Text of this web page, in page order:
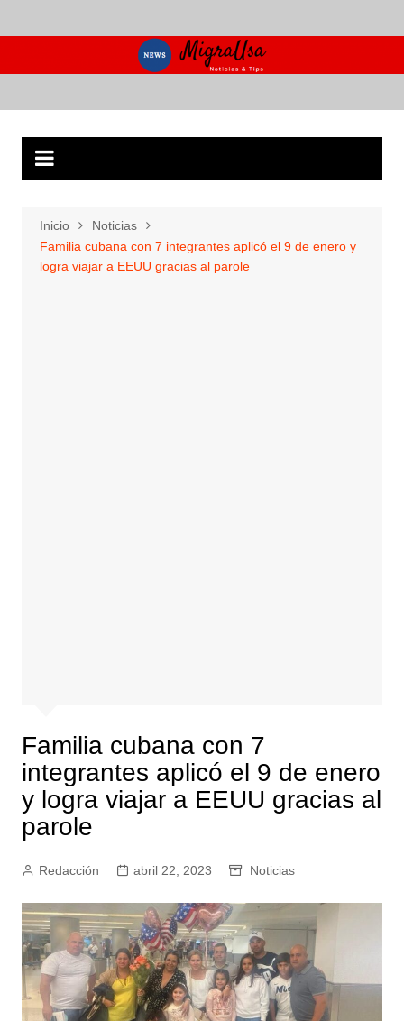
al
Inicio
Noticias
Familia cubana con 7 integrantes aplicó el 9 de enero y
logra viajar a EEUU gracias al parole
Familia cubana con 7
integrantes aplicó el 9 de enero
y logra viajar a EEUU gracias al
parole
Redacción abril 22, 2023 Noticias